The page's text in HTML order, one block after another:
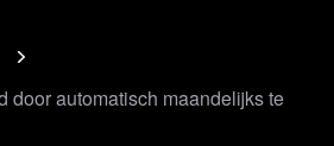
door automatisch maandelijks te